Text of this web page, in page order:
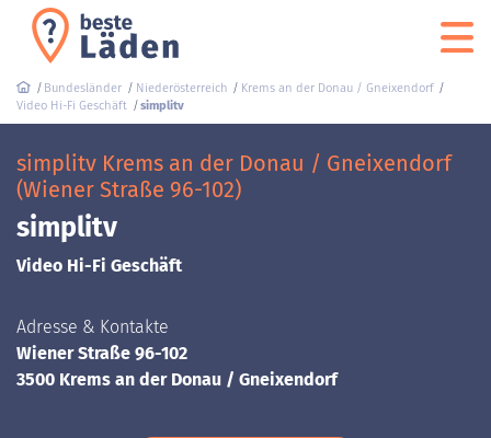
Bundesländer Niederösterreich
Krems an der Donau / Gneixendorf
Video Hi-Fi Geschäft
simplitv
simplitv Krems an der Donau / Gneixendorf
(Wiener Straße 96-102)
simplitv
Video Hi-Fi Geschäft
Adresse & Kontakte
Wiener Straße 96-102
3500 Krems an der Donau / Gneixendorf